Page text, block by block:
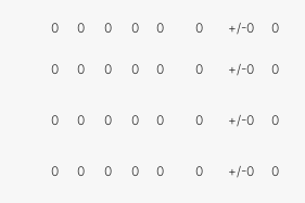
0 0 0 0 0 0 +/-0 0
0 0 0 0 0 0 +/-0 0
0 0 0 0 0 0 +/-0 0
0 0 0 0 0 0 +/-0 0